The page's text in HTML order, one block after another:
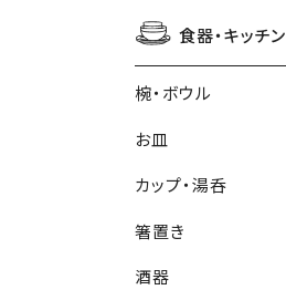
食器・キッチン
椀・ボウル
お皿
カップ・湯呑
箸置き
酒器